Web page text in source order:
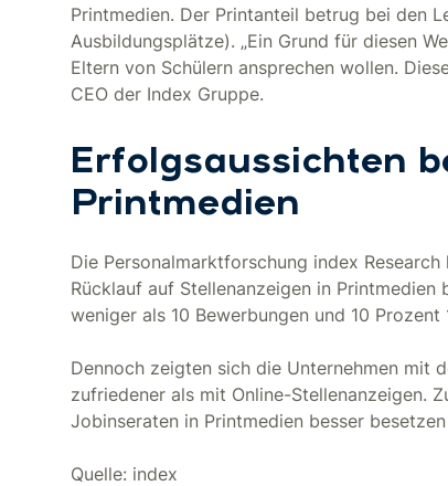
Printmedien. Der Printanteil betrug bei den
Ausbildungsplätze). „Ein Grund für diesen
Eltern von Schülern ansprechen wollen.
CEO der Index Gruppe.
Erfolgsaussichten
Printmedien
Die Personalmarktforschung index
Rücklauf auf Stellenanzeigen in
weniger als 10 Bewerbungen und 10 Prozent
Dennoch zeigten sich die Unternehmen mit
zufriedener als mit Online-Stellenanzeigen.
Jobinseraten in Printmedien besser
Quelle: index